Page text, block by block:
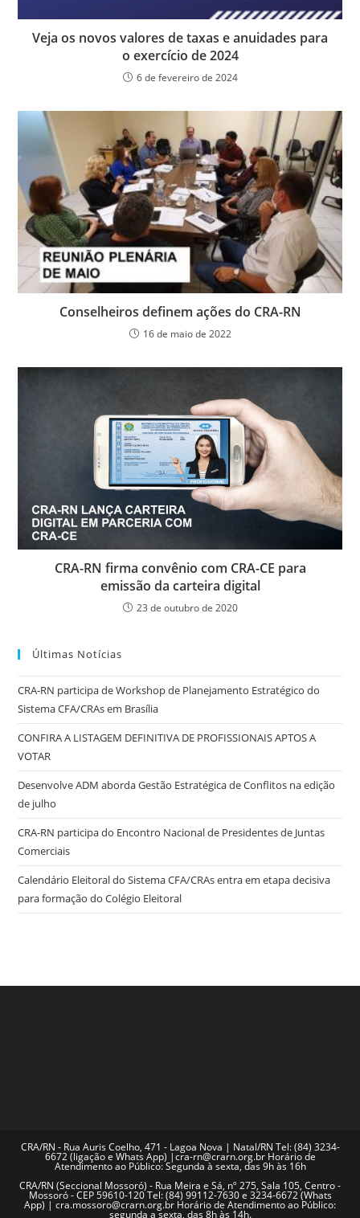
Veja os novos valores de taxas e anuidades para
o exercício de 2024
6 de fevereiro de 2024
Conselheiros definem ações do CRA-RN
16 de maio de 2022
CRA-RN firma convênio com CRA-CE para
emissão da carteira digital
23 de outubro de 2020
Últimas Notícias
CRA-RN participa de Workshop de Planejamento Estratégico do
Sistema CFA/CRAs em Brasília
CONFIRA A LISTAGEM DEFINITIVA DE PROFISSIONAIS APTOS A
VOTAR
Desenvolve ADM aborda Gestão Estratégica de Conflitos na edição
de julho
CRA-RN participa do Encontro Nacional de Presidentes de Juntas
Comerciais
Calendário Eleitoral do Sistema CFA/CRAs entra em etapa decisiva
para formação do Colégio Eleitoral
CRA/RN - Rua Auris Coelho, 471 - Lagoa Nova | Natal/RN Tel: (84) 3234-
6672 (ligação e Whats App) |cra-rn@crarn.org.br Horário de
Atendimento ao Público: Segunda à sexta, das 9h às 16h
CRA/RN (Seccional Mossoró) - Rua Meira e Sá, nº 275, Sala 105, Centro -
Mossoró - CEP 59610-120 Tel: (84) 99112-7630 e 3234-6672 (Whats
App) | cra.mossoro@crarn.org.br Horário de Atendimento ao Público:
segunda a sexta, das 8h às 14h.